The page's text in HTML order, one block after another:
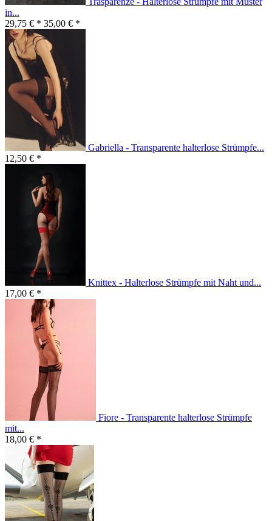
in...
29,75 € * 35,00 € *
Gabriella - Transparente halterlose Strümpfe...
12,50 € *
Knittex - Halterlose Strümpfe mit Naht und...
17,00 € *
Fiore - Transparente halterlose Strümpfe
mit...
18,00 € *